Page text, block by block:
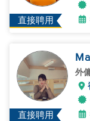
直接聘用
直接聘用
外